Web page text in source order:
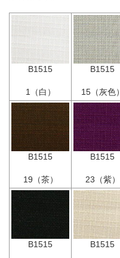
B1515
1（白）
B1515
15（灰色）
B1515
19（茶）
B1515
23（紫）
B1515 B1515